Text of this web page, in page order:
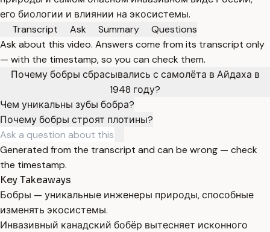
его биологии и влиянии на экосистемы.
Transcript
Ask Summary
Questions
Ask about this video. Answers come from its transcript only
— with the timestamp, so you can check them.
Почему бобры сбрасывались с самолёта в Айдаха в
1948 году?
Чем уникальны зубы бобра?
Почему бобры строят плотины?
Generated from the transcript and can be wrong — check
the timestamp.
Key Takeaways
Бобры — уникальные инженеры природы, способные
изменять экосистемы.
Инвазивный канадский бобёр вытесняет исконного